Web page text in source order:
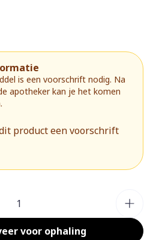
is een voorschrift nodig. Na
apotheker kan je het komen
product een voorschrift
voor ophaling